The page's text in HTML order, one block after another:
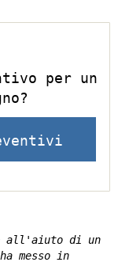
per un
all'aiuto di un
messo in